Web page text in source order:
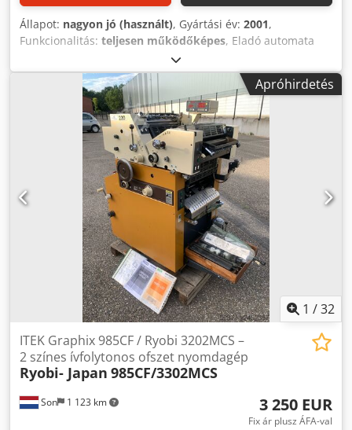
Állapot: nagyon jó (használt), Gyártási év: 2001,
Funkcionalitás: teljesen működőképes, Eladó automata
stancológép, Nikko N105XR. Masszív, japán kivitel, ideális
hullámkarton és tömör karton csomagolások gyártásával
foglalkozó üzemek számára. Főbb jellemzők: - Automata
stancológép dobozgyártáshoz - Felhasználás: csomagolás
és karton elemek kivágása - Hullámkartonhoz és tömör
kartonhoz is alkalmas - Nehéz, ipari szerkezet – magas
megbízhatóság - Bevált technológia a neves Nikko gyártótól
Gép adatok: Gyártó: NIKKO MFG. CO., LTD. (Japán) Típus:
N105XR Chjdpfx Akoyk Dmze Eoa Gyártási év: 2001 Típus:
Dobozgyártó gép / Automata stancolás A gép azonnal
elérhető. További információ és műszaki dokumentáció
Apróhirdetés
1 /32
Son 1 123 km
ITEK Graphix 985CF / Ryobi 3202MCS –
2 színes ívfolytonos ofszet nyomdagép
Ryobi- Japan 985CF/3302MCS
3 250 EUR
Fix ár plusz ÁFA-val